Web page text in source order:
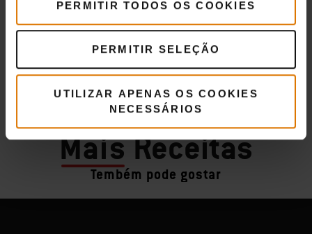
PERMITIR TODOS OS COOKIES
PERMITIR SELEÇÃO
UTILIZAR APENAS OS COOKIES
NECESSÁRIOS
MaisReceitas
Tembém pode gostar